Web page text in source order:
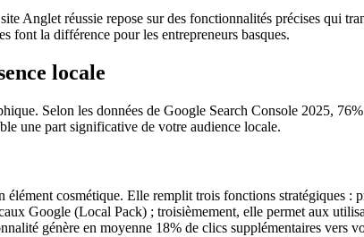
Anglet réussie repose sur des fonctionnalités précises qui
font la différence pour les entrepreneurs basques.
locale
Selon les données de Google Search Console 2025,
une part significative de votre audience locale.
élément cosmétique. Elle remplit trois fonctions stratégiques :
Google (Local Pack) ; troisièmement, elle permet aux
génère en moyenne 18% de clics supplémentaires vers